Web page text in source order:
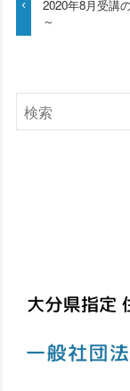
2020年8月受講
～